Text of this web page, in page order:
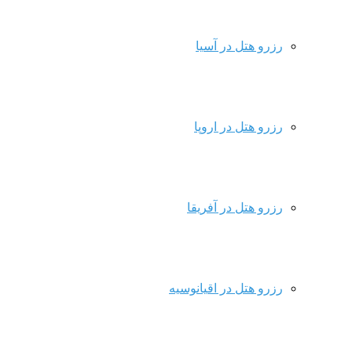
رزرو هتل در آسیا
رزرو هتل در اروپا
رزرو هتل در آفریقا
رزرو هتل در اقیانوسیه